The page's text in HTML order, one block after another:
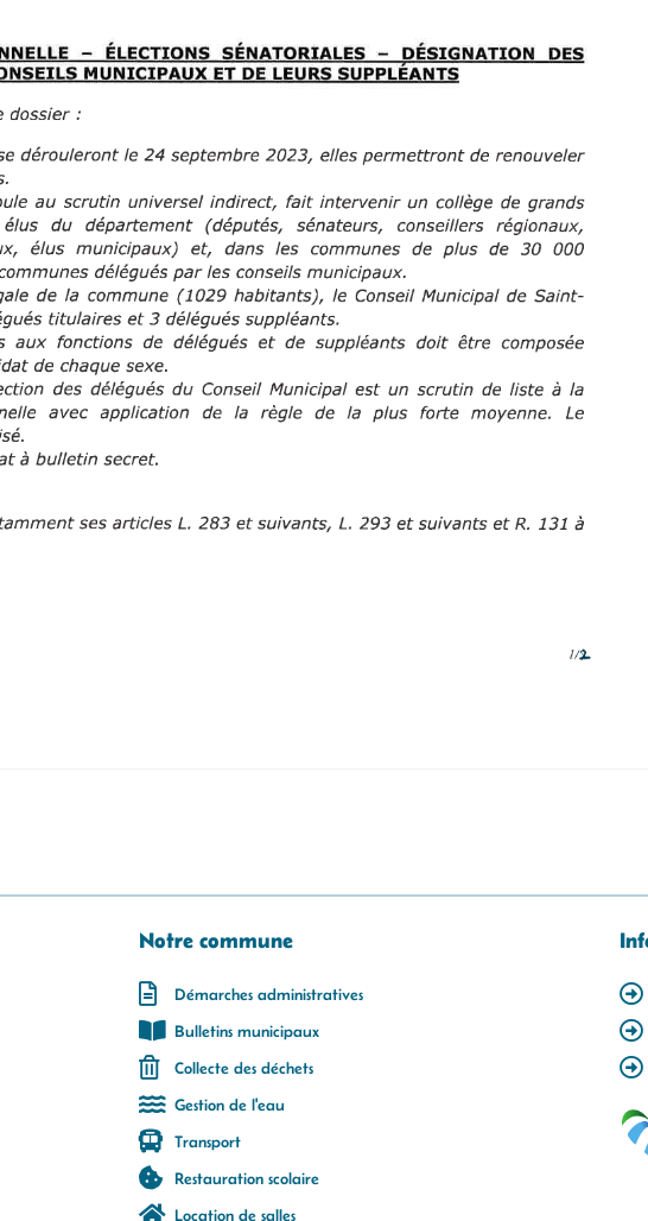
Notre commune
Démarches administratives
Bulletins municipaux
Collecte des déchets
Gestion de l'eau
Transport
Restauration scolaire
Location de salles